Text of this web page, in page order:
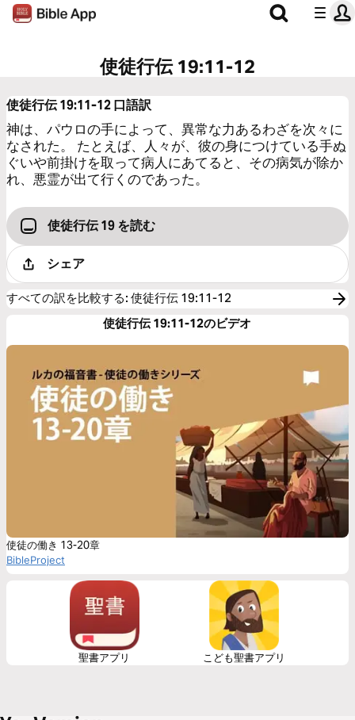
使徒行伝 19:11-12
使徒行伝 19:11-12口語訳
神は、パウロの手によって、異常な力あるわざを次々に
なされた。 たとえば、人々が、彼の身につけている手ぬ
ぐいや前掛けを取って病人にあてると、その病気が除か
れ、悪霊が出て行くのであった。
使徒行伝 19 を読む
シェア
すべての訳を比較する: 使徒行伝 19:11-12
使徒行伝 19:11-12のビデオ
使徒の働き 13-20章
BibleProject
聖書アプリ こども聖書アプリ